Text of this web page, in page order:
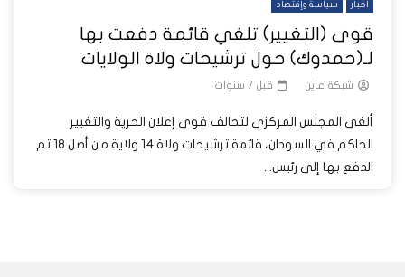
أخبار سياسة وإقتصاد
قوى (التغيير) تلغي قائمة دفعت بها
لـ(حمدوك) حول ترشيحات ولاة الولايات
شبكة عاين قبل 7 سنوات
ألغى المجلس المركزي لتحالف قوى إعلان الحرية والتغيير
الحاكم في السودان، قائمة ترشيحات ولاة 14 ولاية من أصل 18 تم
الدفع بها إلى رئيس...